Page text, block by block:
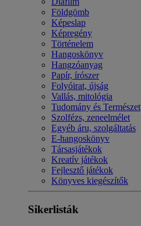
Földgömb
Képeslap
Képregény
Történelem
Hangoskönyv
Hangzóanyag
Papír, írószer
Folyóirat, újság
Vallás, mitológia
Tudomány és Természet
Szolfézs, zeneelmélet
Egyéb áru, szolgáltatás
E-hangoskönyv
Társasjátékok
Kreatív játékok
Fejlesztő játékok
Könyves kiegészítők
Sikerlisták